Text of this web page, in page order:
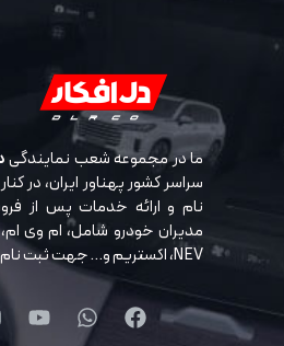
ما در مجموعه شعب نمایندگی
سراسر کشور پهناور ایران، در
نام و ارائه خدمات پس از
مدیران خودرو شامل، ام وی
NEV، اکستریم و… جهت ثبت نام با ما تماس بگیرید.